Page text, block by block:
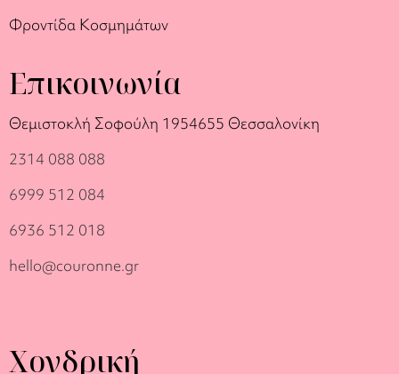
Φροντίδα Κοσμημάτων
Επικοινωνία
Θεμιστοκλή Σοφούλη 1954655 Θεσσαλονίκη
2314 088 088
6999 512 084
6936 512 018
hello@couronne.gr
Χονδρική